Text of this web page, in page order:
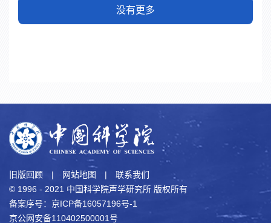
没有更多
旧版回顾 | 网站地图 |
联系我们
© 1996 - 2021 中国科学院声学研究所 版权所有
备案序号：京ICP备16057196号-1
京公网安备110402500001号